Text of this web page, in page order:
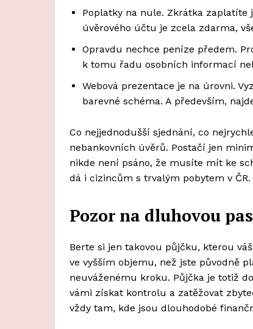
Poplatky na nule. Zkrátka zaplatíte
úvěrového účtu je zcela zdarma,
Opravdu nechce peníze předem.
k tomu řadu osobních informací
Webová prezentace je na úrovni.
barevné schéma. A především,
Co nejjednodušší sjednání, co
nebankovních úvěrů. Postačí jen
nikde není psáno, že musíte mít ke
dá i cizincům s trvalým pobytem v ČR.
Pozor na dluhovou
Berte si jen takovou půjčku, kterou
ve vyšším objemu, než jste původně
neuváženému kroku. Půjčka je totiž
vámi získat kontrolu a zatěžovat
vždy tam, kde jsou dlouhodobé